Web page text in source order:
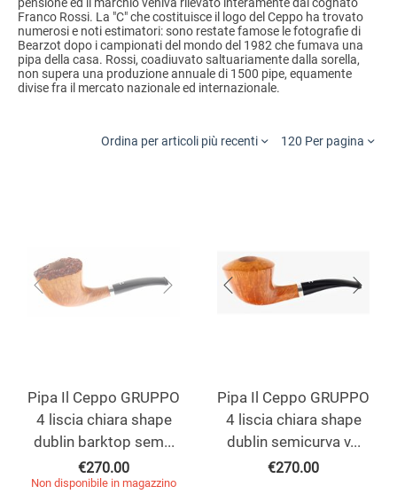
pensione ed il marchio veniva rilevato interamente dal cognato
Franco Rossi. La "C" che costituisce il logo del Ceppo ha trovato
numerosi e noti estimatori: sono restate famose le fotografie di
Bearzot dopo i campionati del mondo del 1982 che fumava una
pipa della casa. Rossi, coadiuvato saltuariamente dalla sorella,
non supera una produzione annuale di 1500 pipe, equamente
divise fra il mercato nazionale ed internazionale.
Ordina per articoli più recenti 120 Per pagina
Pipa Il Ceppo GRUPPO
4 liscia chiara shape
dublin barktop sem...
€270.00
Non disponibile in magazzino
Pipa Il Ceppo GRUPPO
4 liscia chiara shape
dublin semicurva v...
€270.00